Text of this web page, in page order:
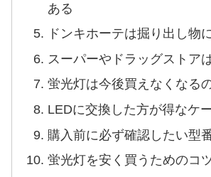
ある
ドンキホーテは掘り出し物
スーパーやドラッグストア
蛍光灯は今後買えなくなる
LEDに交換した方が得なケ
購入前に必ず確認したい型
蛍光灯を安く買うためのコ